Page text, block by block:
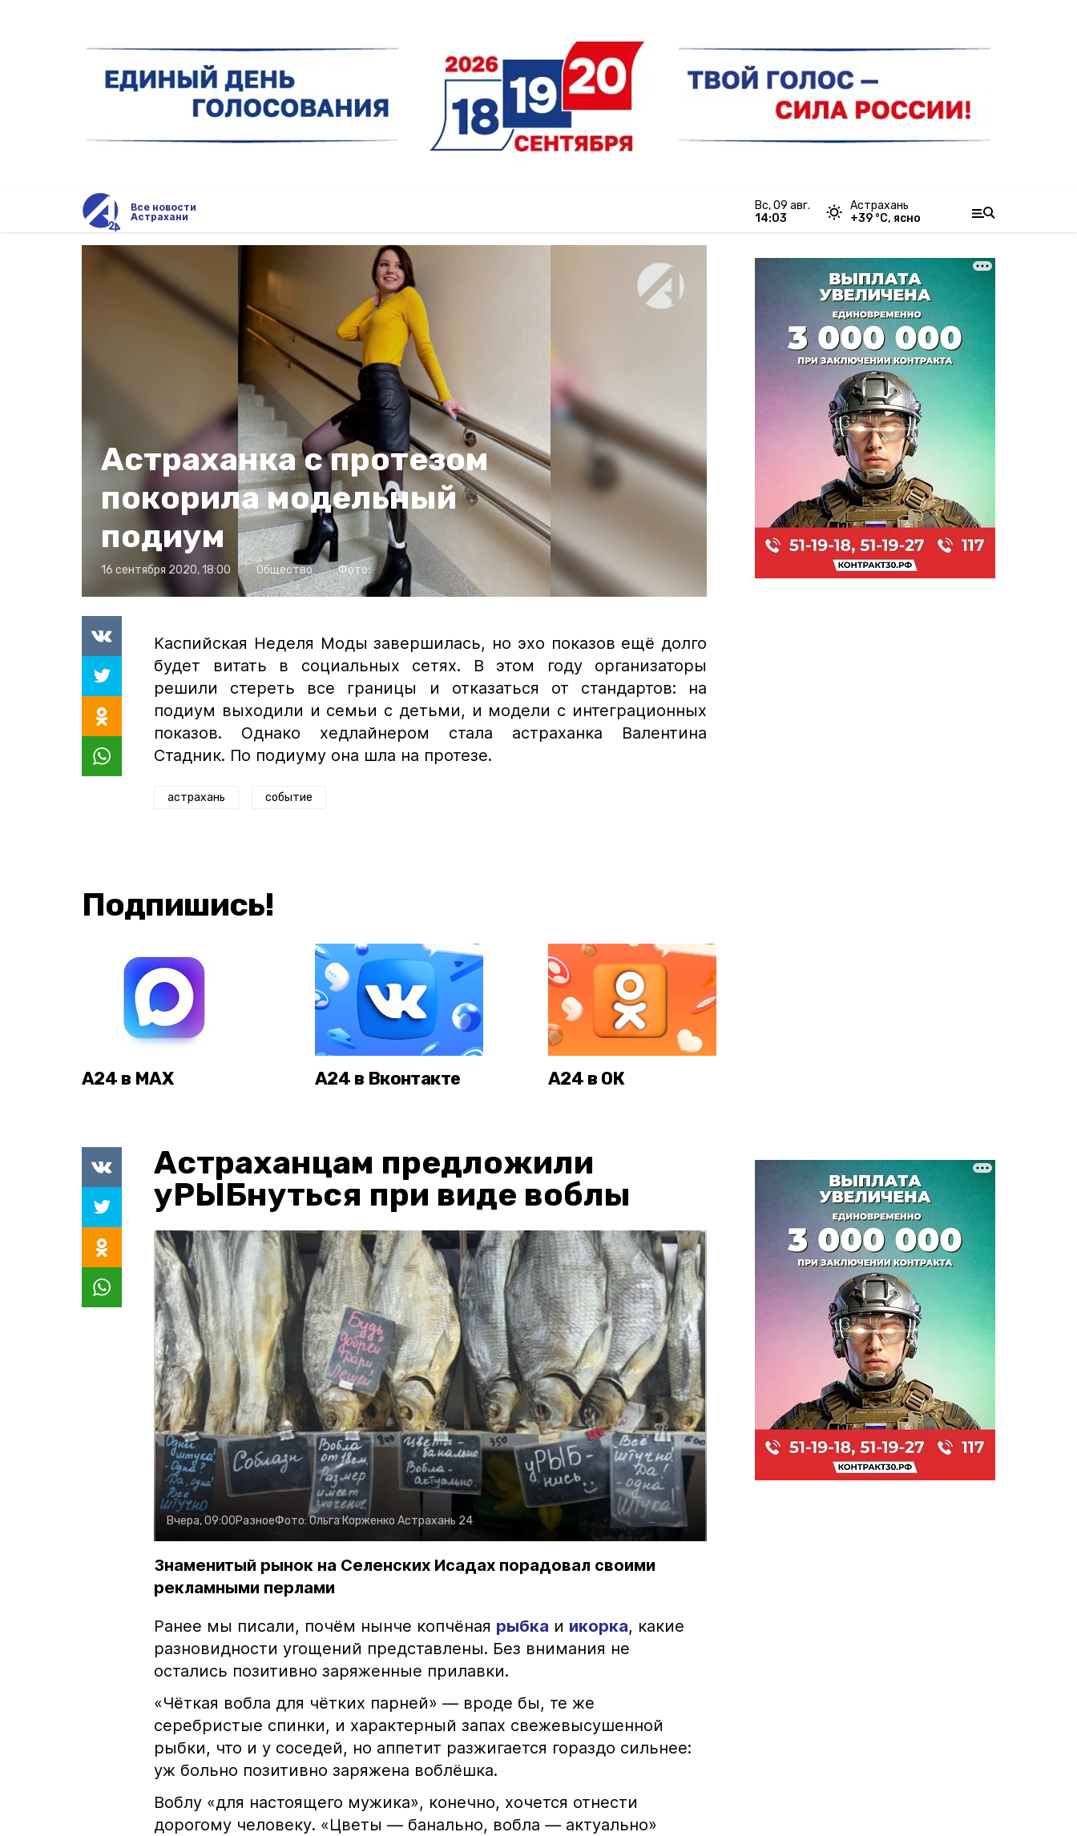
Все новости
Астрахани
вс, 09 авг.
14:03
Астрахань
+39 °С, ясно
Астраханка с протезом
покорила модельный
подиум
16 сентября 2020, 18:00 Общество Фото:
Каспийская Неделя Моды завершилась, но эхо показов ещё долго
будет витать в социальных сетях. В этом году организаторы
решили стереть все границы и отказаться от стандартов: на
подиум выходили и семьи с детьми, и модели с интеграционных
показов. Однако хедлайнером стала астраханка Валентина
Стадник. По подиуму она шла на протезе.
астрахань событие
Подпишись!
А24 в MAX А24 в Вконтакте А24 в ОК
Астраханцам предложили
уРЫБнуться при виде воблы
Вчера, 09:00РазноеФото:Ольга Корженко Астрахань 24
Знаменитый рынок на Селенских Исадах порадовал своими
рекламными перлами
Ранее мы писали, почём нынче копчёная рыбка и икорка, какие
разновидности угощений представлены. Без внимания не
остались позитивно заряженные прилавки.
«Чёткая вобла для чётких парней» — вроде бы, те же
серебристые спинки, и характерный запах свежевысушенной
рыбки, что и у соседей, но аппетит разжигается гораздо сильнее:
уж больно позитивно заряжена воблёшка.
Воблу «для настоящего мужика», конечно, хочется отнести
дорогому человеку. «Цветы — банально, вобла — актуально»